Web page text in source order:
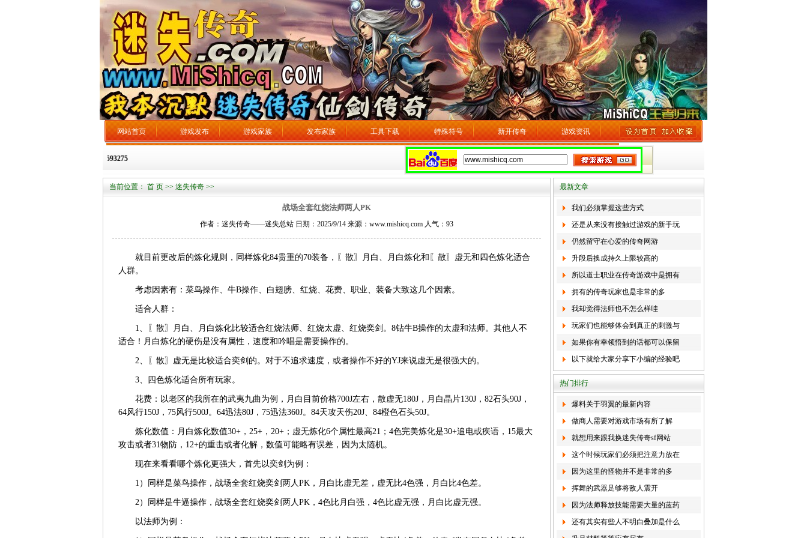
网站首页 游戏发布 游戏家族 发布家族 工具下载 特殊符号 新开传奇 游戏资讯
传奇网站，广告发布：3106593275
当前位置： 首 页 >> 迷失传奇 >>
战场全套红烧法师两人PK
作者：迷失传奇——迷失总站 日期：2025/9/14 来源：www.mishicq.com 人气： 93
就目前更改后的炼化规则，同样炼化84贵重的70装备，〖散〗月白、月白炼化和〖散〗虚无和四色炼化适合
人群。
考虑因素有：菜鸟操作、牛B操作、白翅膀、红烧、花费、职业、装备大致这几个因素。
适合人群：
1、〖散〗月白、月白炼化比较适合红烧法师、红烧太虚、红烧奕剑。8钻牛B操作的太虚和法师。其他人不
适合！月白炼化的硬伤是没有属性，速度和吟唱是需要操作的。
2、〖散〗虚无是比较适合奕剑的。对于不追求速度，或者操作不好的YJ来说虚无是很强大的。
3、四色炼化适合所有玩家。
花费：以老区的我所在的武夷九曲为例，月白目前价格700J左右，散虚无180J，月白晶片130J，82石头90J，
64风行150J，75风行500J。64迅法80J，75迅法360J。84天攻天伤20J、84橙色石头50J。
炼化数值：月白炼化数值30+，25+，20+；虚无炼化6个属性最高21；4色完美炼化是30+追电或疾语，15最大
攻击或者31物防，12+的重击或者化解，数值可能略有误差，因为太随机。
现在来看看哪个炼化更强大，首先以奕剑为例：
1）同样是菜鸟操作，战场全套红烧奕剑两人PK，月白比虚无差，虚无比4色强，月白比4色差。
2）同样是牛逼操作，战场全套红烧奕剑两人PK，4色比月白强，4色比虚无强，月白比虚无强。
以法师为例：
最新文章
我们必须掌握这些方式
还是从来没有接触过游戏的新手玩
仍然留守在心爱的传奇网游
升段后换成持久上限较高的
所以道士职业在传奇游戏中是拥有
拥有的传奇玩家也是非常的多
我却觉得法师也不怎么样哇
玩家们也能够体会到真正的刺激与
如果你有幸领悟到的话都可以保留
以下就给大家分享下小编的经验吧
热门排行
爆料关于羽翼的最新内容
做商人需要对游戏市场有所了解
就想用来跟我换迷失传奇sf网站
这个时候玩家们必须把注意力放在
因为这里的怪物并不是非常的多
挥舞的武器足够将敌人震开
因为法师释放技能需要大量的蓝药
还有其实有些人不明白叠加是什么